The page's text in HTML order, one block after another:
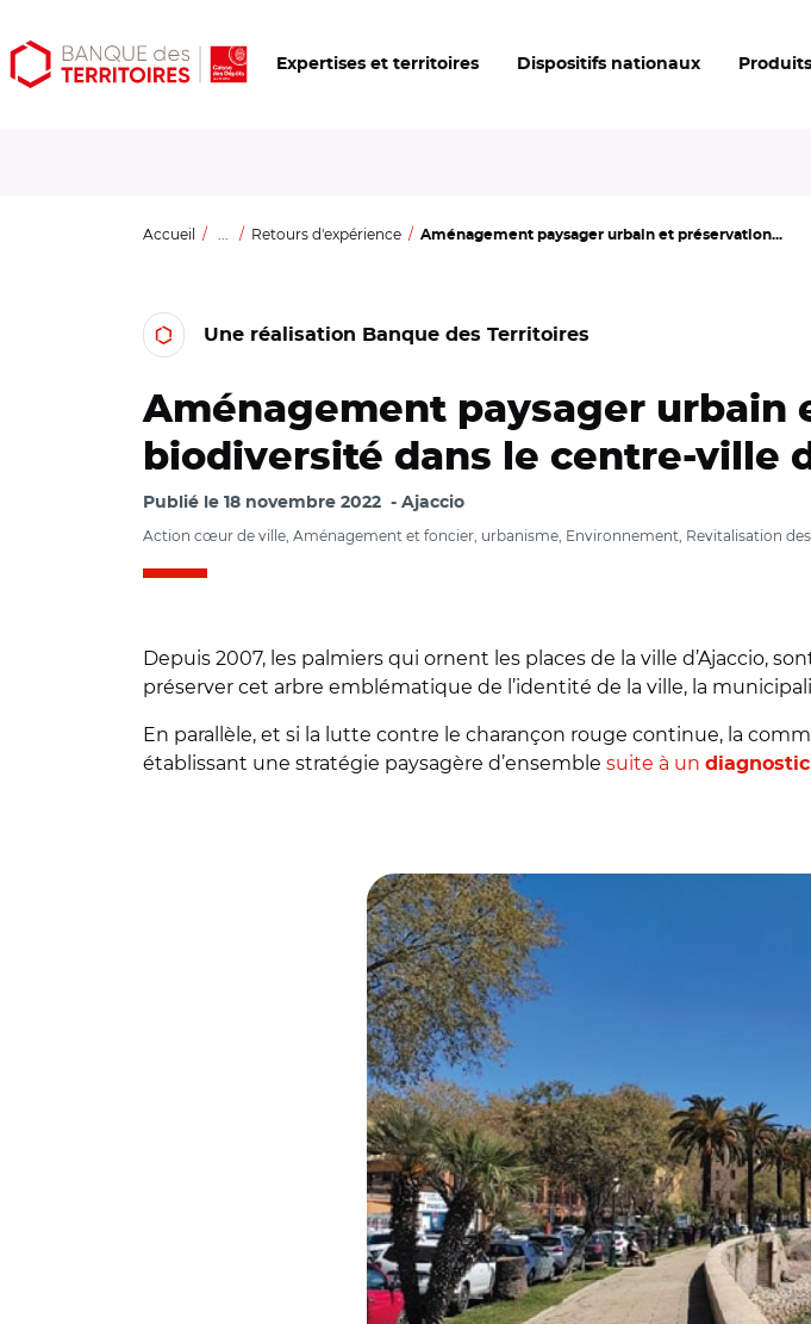
Aller
au
Aller
au
Ouvrir
les
Expertises et territoires Dispositifs nationaux
Accueil ... Retours d'expérience Aménagement paysager urbain et préservation...
Une réalisation Banque des Territoires
Aménagement paysager urbain
biodiversité dans le centre-ville
Publié le 18 novembre 2022 Ajaccio
Action cœur de ville, Aménagement et foncier, urbanisme, Environnement, Revitalisation
Depuis 2007, les palmiers qui ornent les places de la ville d’Ajaccio,
préserver cet arbre emblématique de l’identité de la ville, la
En parallèle, et si la lutte contre le charançon rouge continue, la
établissant une stratégie paysagère d’ensemble suite à un